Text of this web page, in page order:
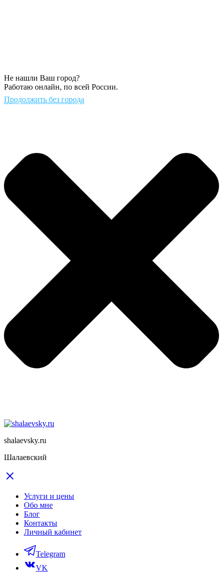
Не нашли Ваш город?
Работаю онлайн, по всей России.
Продолжить без города
shalaevsky.ru
Шалаевский
Услуги и цены
Обо мне
Блог
Контакты
Личный кабинет
Telegram
VK